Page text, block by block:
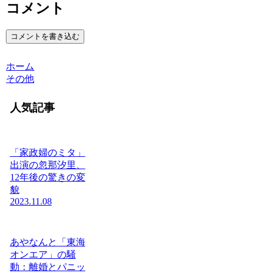
コメント
コメントを書き込む
ホーム
その他
人気記事
「家政婦のミタ」
出演の忽那汐里、
12年後の驚きの変
貌
2023.11.08
あやなんと「東海
オンエア」の騒
動：離婚とパニッ